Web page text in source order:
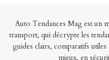
Auto Tendances Mag est un
transport, qui décrypte les
guides clairs, comparatifs
mieux, en